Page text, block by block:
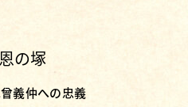
の塚
義仲への忠義